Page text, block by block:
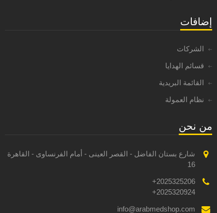
إضافات
الشركات
قسائم الهدايا
القائمة البريدية
نظام العمولة
من نحن
شارع بستان الفاضل - القصر العينى - أمام الفرنساوى - القاهرة
16
2025325206+
2025320924+
info@arabmedshop.com